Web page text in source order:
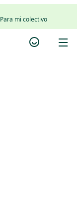
Para mi colectivo